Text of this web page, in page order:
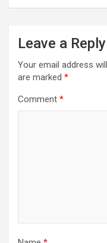
Leave a Reply
Your email address
are marked *
Comment *